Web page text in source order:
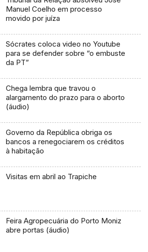
Manuel Coelho em processo
movido por juíza
Sócrates coloca video no Youtube
para se defender sobre “o embuste
da PT”
Chega lembra que travou o
alargamento do prazo para o aborto
(áudio)
Governo da República obriga os
bancos a renegociarem os créditos
à habitação
Visitas em abril ao Trapiche
Feira Agropecuária do Porto Moniz
abre portas (áudio)